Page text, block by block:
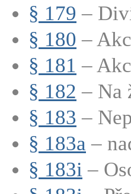
§ 179 –
§ 180 –
§ 181 –
§ 182 – Na
§ 183 –
§ 183a –
§ 183i –